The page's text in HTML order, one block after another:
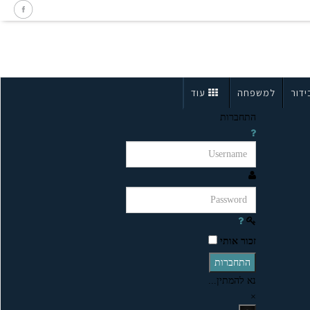
למשפחה עוד
התחברות
זכור אותי
התחברות
נא להמתין...
×